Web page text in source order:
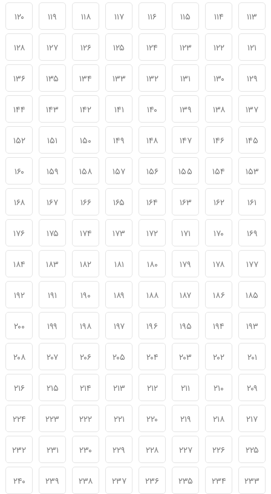
۱۱۳ ۱۱۴ ۱۱۵ ۱۱۶ ۱۱۷ ۱۱۸ ۱۱۹ ۱۲۰
۱۲۱ ۱۲۲ ۱۲۳ ۱۲۴ ۱۲۵ ۱۲۶ ۱۲۷ ۱۲۸
۱۲۹ ۱۳۰ ۱۳۱ ۱۳۲ ۱۳۳ ۱۳۴ ۱۳۵ ۱۳۶
۱۳۷ ۱۳۸ ۱۳۹ ۱۴۰ ۱۴۱ ۱۴۲ ۱۴۳ ۱۴۴
۱۴۵ ۱۴۶ ۱۴۷ ۱۴۸ ۱۴۹ ۱۵۰ ۱۵۱ ۱۵۲
۱۵۳ ۱۵۴ ۱۵۵ ۱۵۶ ۱۵۷ ۱۵۸ ۱۵۹ ۱۶۰
۱۶۱ ۱۶۲ ۱۶۳ ۱۶۴ ۱۶۵ ۱۶۶ ۱۶۷ ۱۶۸
۱۶۹ ۱۷۰ ۱۷۱ ۱۷۲ ۱۷۳ ۱۷۴ ۱۷۵ ۱۷۶
۱۷۷ ۱۷۸ ۱۷۹ ۱۸۰ ۱۸۱ ۱۸۲ ۱۸۳ ۱۸۴
۱۸۵ ۱۸۶ ۱۸۷ ۱۸۸ ۱۸۹ ۱۹۰ ۱۹۱ ۱۹۲
۱۹۳ ۱۹۴ ۱۹۵ ۱۹۶ ۱۹۷ ۱۹۸ ۱۹۹ ۲۰۰
۲۰۱ ۲۰۲ ۲۰۳ ۲۰۴ ۲۰۵ ۲۰۶ ۲۰۷ ۲۰۸
۲۰۹ ۲۱۰ ۲۱۱ ۲۱۲ ۲۱۳ ۲۱۴ ۲۱۵ ۲۱۶
۲۱۷ ۲۱۸ ۲۱۹ ۲۲۰ ۲۲۱ ۲۲۲ ۲۲۳ ۲۲۴
۲۲۵ ۲۲۶ ۲۲۷ ۲۲۸ ۲۲۹ ۲۳۰ ۲۳۱ ۲۳۲
۲۳۳ ۲۳۴ ۲۳۵ ۲۳۶ ۲۳۷ ۲۳۸ ۲۳۹ ۲۴۰